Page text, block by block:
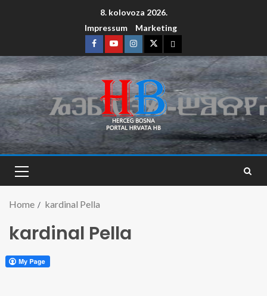
8. kolovoza 2026.
Impressum
Marketing
Home kardinal Pella
kardinal Pella